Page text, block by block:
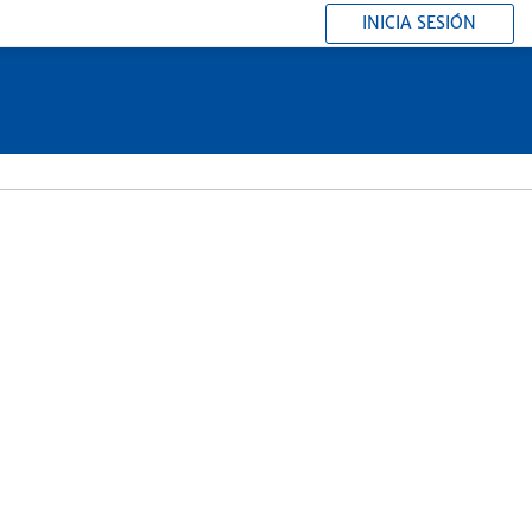
INICIA SESIÓN